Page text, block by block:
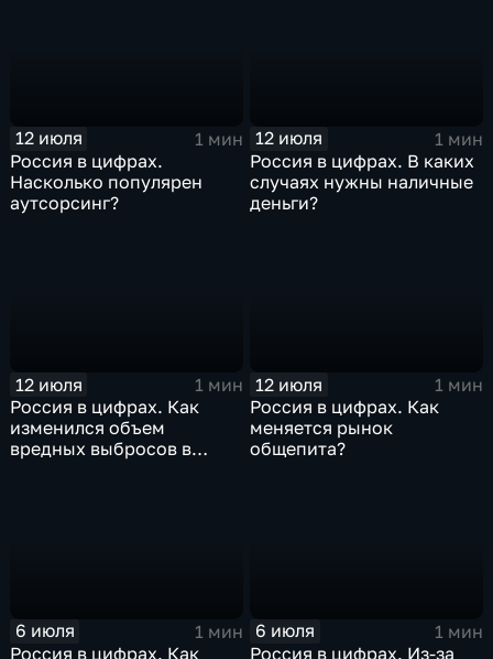
12 июля
1 мин
Россия в цифрах.
Насколько популярен
аутсорсинг?
12 июля
1 мин
Россия в цифрах. В каких
случаях нужны наличные
деньги?
12 июля
1 мин
Россия в цифрах. Как
изменился объем
вредных выбросов в
12 июля
1 мин
Россия в цифрах. Как
меняется рынок
общепита?
6 июля
1 мин
Россия в цифрах. Как
6 июля
1 мин
Россия в цифрах. Из-за